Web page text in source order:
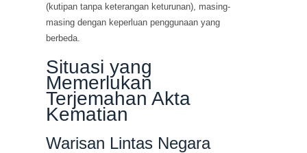
(kutipan tanpa keterangan keturunan), masing-
masing dengan keperluan penggunaan yang
berbeda.
Situasi yang
Memerlukan
Terjemahan Akta
Kematian
Warisan Lintas Negara